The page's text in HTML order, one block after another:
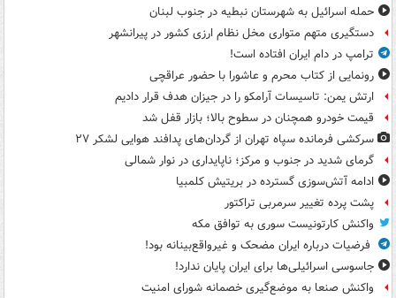
حمله اسرائیل به شهرستان نبطیه در جنوب لبنان
دستگیری متهم متواری مخل نظام ارزی کشور در پیرانشهر
ترامپ در دام ایران افتاده است!
رونمایی از کتاب محرم و عاشورا با حضور عراقچی
ارتش یمن: تاسیسات آرامکو را در جیزان هدف قرار دادیم
قیمت خودرو همچنان در سطوح بالا؛ بازار قفل شد
سرکشی فرمانده سپاه تهران از گردان‌های پدافند هوایی لشکر ۲۷
گرمای شدید در جنوب و مرکز؛ ناپایداری در نوار شمالی
ادامه آتش‌سوزی گسترده در بریتیش کلمبیا
پشت پرده تغییر سرمربی تراکتور
واکنش کارتونیست سوری به توافق مکه
فرضیات درباره ایران مضحک و غیرواقع‌بینانه بود!
جاسوسی اسرائیلی‌ها برای ایران پایان ندارد!
واکنش صنعا به موضع‌گیری خصمانه شورای امنیت